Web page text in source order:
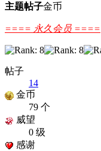
主题帖子金币
==== 永久会员 ====
帖子
14
金币
79 个
威望
0 级
感谢